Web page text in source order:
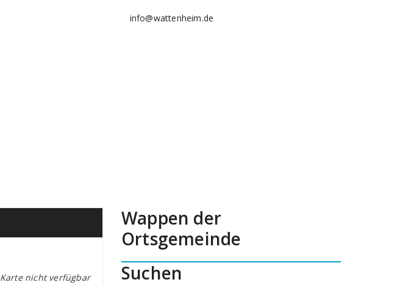
info@wattenheim.de
Karte nicht verfügbar
Wappen der
Ortsgemeinde
Suchen